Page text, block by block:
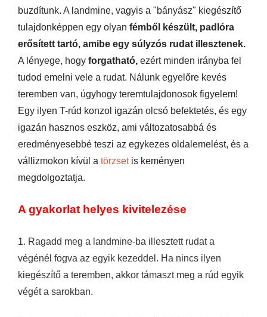
buzdítunk. A landmine, vagyis a "bányász" kiegészítő
tulajdonképpen egy olyan fémből készült, padlóra
erősített tartó, amibe egy súlyzós rudat illesztenek.
A lényege, hogy forgatható, ezért minden irányba fel
tudod emelni vele a rudat. Nálunk egyelőre kevés
teremben van, úgyhogy teremtulajdonosok figyelem!
Egy ilyen T-rúd konzol igazán olcsó befektetés, és egy
igazán hasznos eszköz, ami változatosabbá és
eredményesebbé teszi az egykezes oldalemelést, és a
vállizmokon kívül a törzsetis keményen
megdolgoztatja.
A gyakorlat helyes kivitelezése
1. Ragadd meg a landmine-ba illesztett rudat a
végénél fogva az egyik kezeddel. Ha nincs ilyen
kiegészítő a teremben, akkor támaszt meg a rúd egyik
végét a sarokban.